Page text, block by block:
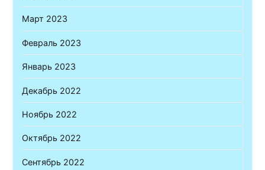
Март 2023
Февраль 2023
Январь 2023
Декабрь 2022
Ноябрь 2022
Октябрь 2022
Сентябрь 2022